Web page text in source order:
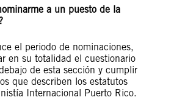
a un puesto de la
el periodo de nominaciones,
en su totalidad el cuestionario
de esta sección y cumplir
que describen los estatutos
Internacional Puerto Rico.